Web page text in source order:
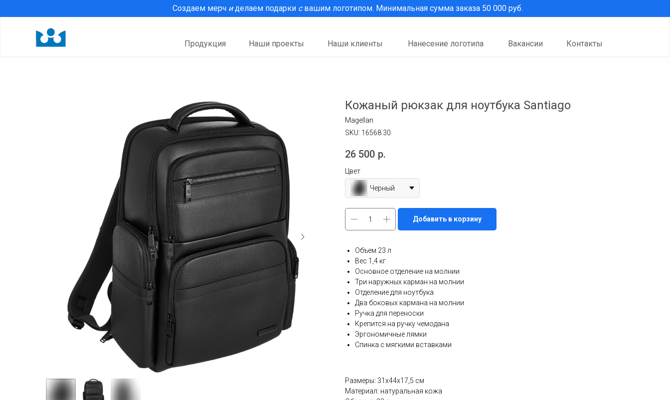
Продукция Наши клиенты
Наши проекты Вакансии Контакты
Нанесение логотипа
Создаем мерч иделаем подарки свашим логотипом. Минимальная сумма заказа 50 000 руб.
Кожаный рюкзак для ноутбука Santiago
Magellan
SKU: 16568.30
26 500 р.
Цвет
Черный
Добавить в корзину
Объем 23 л
Вес 1,4 кг
Основное отделение на молнии
Три наружных карман на молнии
Отделение для ноутбука
Два боковых кармана на молнии
Ручка для переноски
Крепится на ручку чемодана
Эргономичные лямки
Спинка с мягкими вставками
Размеры: 31х44х17,5 см
Материал: натуральная кожа